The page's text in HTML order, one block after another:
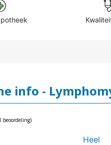
info -
Heel